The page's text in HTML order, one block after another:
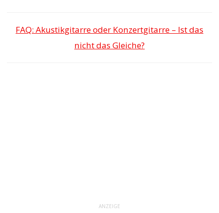
FAQ: Akustikgitarre oder Konzertgitarre – Ist das
nicht das Gleiche?
ANZEIGE